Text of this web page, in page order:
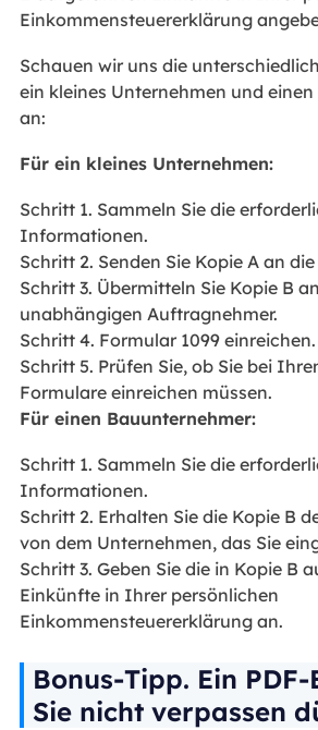
Einkommensteuererklärung
Schauen wir uns die
ein kleines Unternehmen und
an:
Für ein kleines Unternehmen:
Schritt 1. Sammeln Sie die
Informationen.
Schritt 2. Senden Sie Kopie A an die
Schritt 3. Übermitteln Sie Kopie B
unabhängigen Auftragnehmer.
Schritt 4. Formular 1099 einreichen.
Schritt 5. Prüfen Sie, ob Sie bei
Formulare einreichen müssen.
Für einen Bauunternehmer:
Schritt 1. Sammeln Sie die
Informationen.
Schritt 2. Erhalten Sie die Kopie B
von dem Unternehmen, das Sie
Schritt 3. Geben Sie die in Kopie B
Einkünfte in Ihrer persönlichen
Einkommensteuererklärung an.
Bonus-Tipp. Ein
Sie nicht verpassen